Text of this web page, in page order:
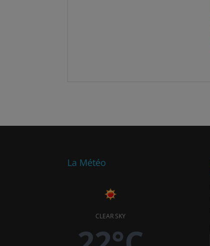
La Météo
CLEAR SKY